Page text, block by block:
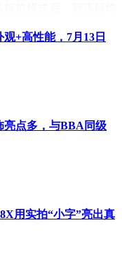
店率较原有门店提升
昂的成本压力。合众
厨艺与服务、食材新
（不含租金）需投入
式的规模化发展。日
核心在于刺身、寿司
、多工序与团队协
菜给顾客的方式，节省
显著。对于快餐小吃
+高性能，7月13日
亮点多，与BBA同级
用实拍“小字”亮出真